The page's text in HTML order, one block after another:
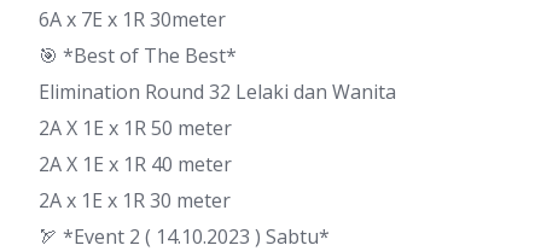
6A x 7E x 1R 30meter
🎯 *Best of The Best*
Elimination Round 32 Lelaki dan Wanita
2A X 1E x 1R 50 meter
2A X 1E x 1R 40 meter
2A x 1E x 1R 30 meter
🏹 *Event 2 ( 14.10.2023 ) Sabtu*